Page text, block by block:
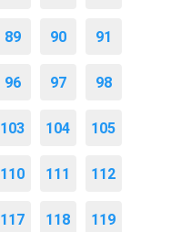
89 90 91
96 97 98
103 104 105
110 111 112
117 118 119